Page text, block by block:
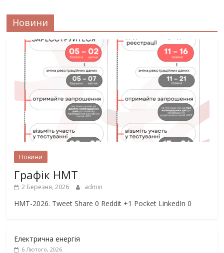
Новини
Новини
Графік НМТ
2 Березня, 2026 admin
НМТ-2026. Tweet Share 0 Reddit +1 Pocket LinkedIn 0
Електрична енергія
6 Лютого, 2026